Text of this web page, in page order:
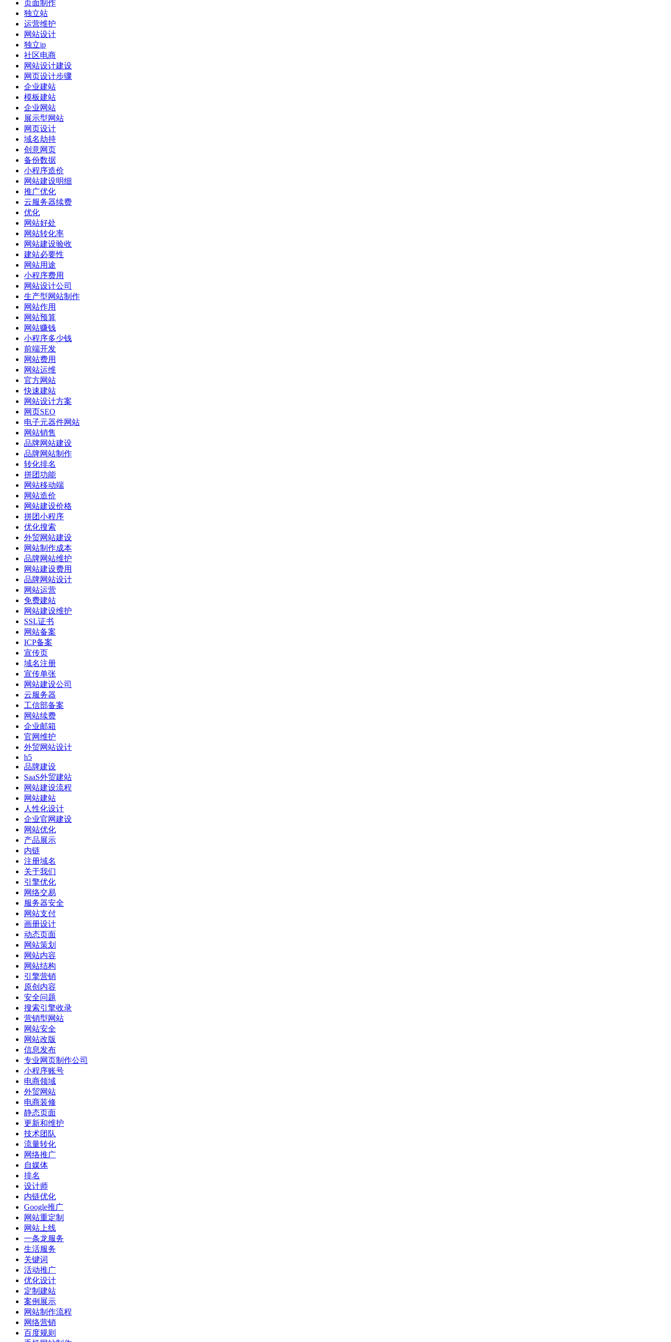
页面制作
独立站
运营维护
网站设计
独立ip
社区电商
网站设计建设
网页设计步骤
企业建站
模板建站
企业网站
展示型网站
网页设计
域名劫持
创意网页
备份数据
小程序造价
网站建设明细
推广优化
云服务器续费
优化
网站好处
网站转化率
网站建设验收
建站必要性
网站用途
小程序费用
网站设计公司
生产型网站制作
网站作用
网站预算
网站赚钱
小程序多少钱
前端开发
网站费用
网站运维
官方网站
快速建站
网站设计方案
网页SEO
电子元器件网站
网站销售
品牌网站建设
品牌网站制作
转化排名
拼团功能
网站移动端
网站造价
网站建设价格
拼团小程序
优化搜索
外贸网站建设
网站制作成本
品牌网站维护
网站建设费用
品牌网站设计
网站运营
免费建站
网站建设维护
SSL证书
网站备案
ICP备案
宣传页
域名注册
宣传单张
网站建设公司
云服务器
工信部备案
网站续费
企业邮箱
官网维护
外贸网站设计
h5
品牌建设
SaaS外贸建站
网站建设流程
网站建站
人性化设计
企业官网建设
网站优化
产品展示
内链
注册域名
关于我们
引擎优化
网络交易
服务器安全
网站支付
画册设计
动态页面
网站策划
网站内容
网站结构
引擎营销
原创内容
安全问题
搜索引擎收录
营销型网站
网站安全
网站改版
信息发布
专业网页制作公司
小程序账号
电商领域
外贸网站
电商装修
静态页面
更新和维护
技术团队
流量转化
网络推广
自媒体
排名
设计师
内链优化
Google推广
网站重定制
网站上线
一条龙服务
生活服务
关键词
活动推广
优化设计
定制建站
案例展示
网站制作流程
网络营销
百度规则